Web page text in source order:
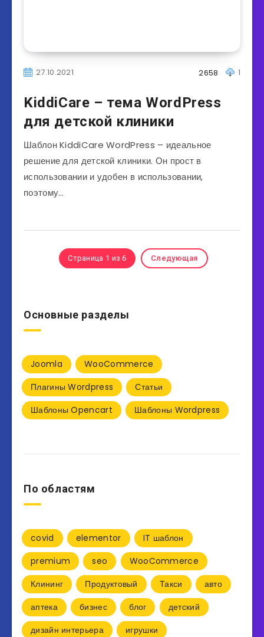
27.10.2021 1
2658
KiddiCare – тема WordPress
для детской клиники
Шаблон KiddiCare WordPress – идеальное
решение для детской клиники. Он прост в
использовании и удобен в использовании,
поэтому…
Страница 1 из 6 Следующая
Основные разделы
Joomla
WooCommerce
Плагины Wordpress
Статьи
Шаблоны Opencart
Шаблоны Wordpress
По областям
covid elementor
IT шаблон
premium
seo
WooCommerce
Клининг
Продуктовый Такси
авто
аптека
бизнес блог
детский
дизайн интерьера
игрушки